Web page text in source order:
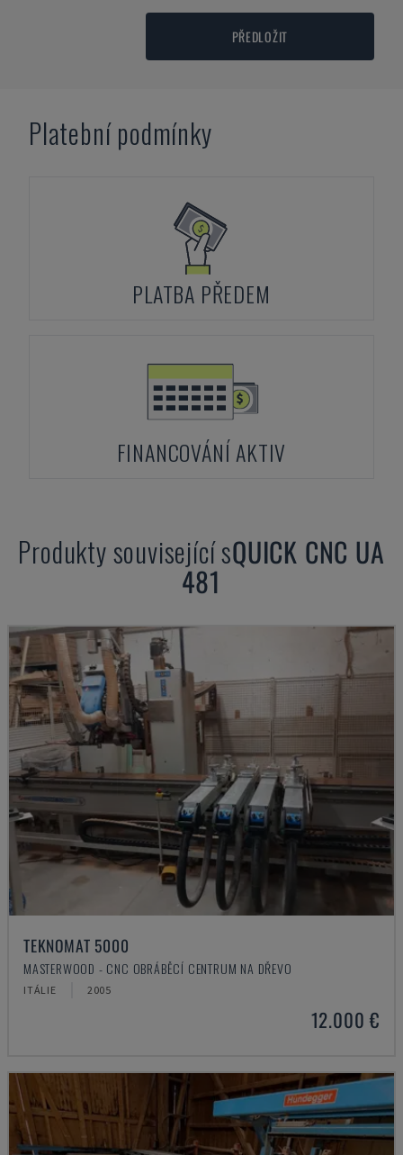
PŘEDLOŽIT
Platební podmínky
PLATBA PŘEDEM
FINANCOVÁNÍ AKTIV
Produkty související sQUICK CNC UA
481
TEKNOMAT 5000
MASTERWOOD - CNC OBRÁBĚCÍ CENTRUM NA DŘEVO
ITÁLIE 2005
12.000 €